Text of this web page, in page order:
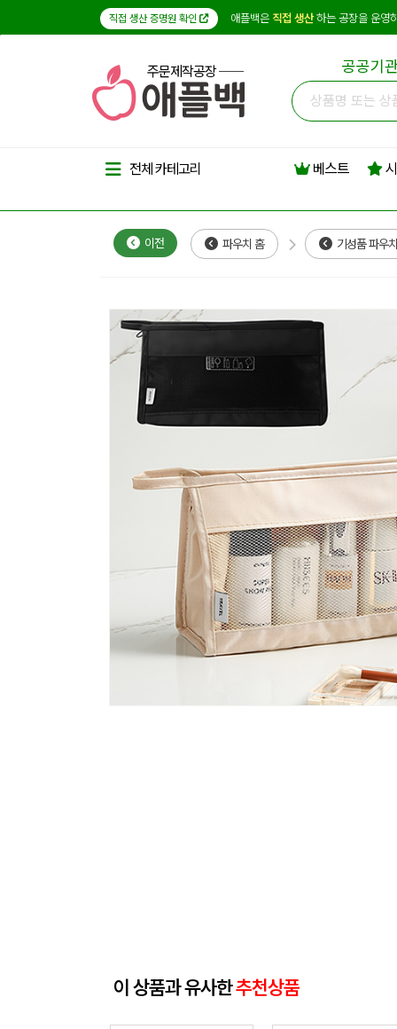
직접 생산 증명원 확인 애플백은 직접 생산하는 공장을 운영
주문제작공장 공공기
전체 카테고리 베스트
이전 파우치 홈 기성품 파우치
이 상품과 유사한추천상품